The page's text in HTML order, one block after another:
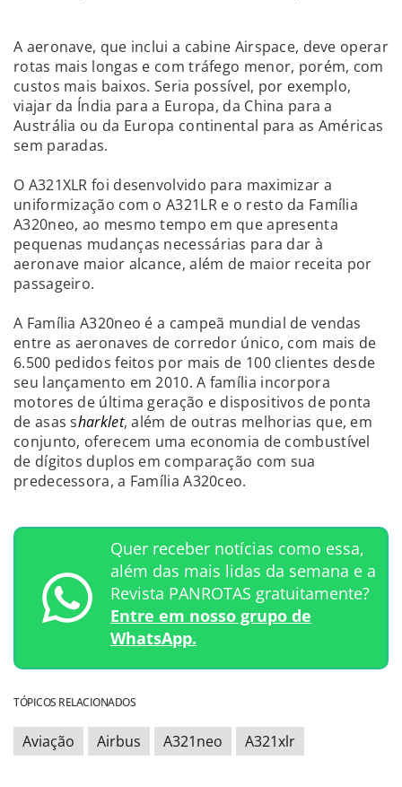
A aeronave, que inclui a cabine Airspace, deve operar
rotas mais longas e com tráfego menor, porém, com
custos mais baixos. Seria possível, por exemplo,
viajar da Índia para a Europa, da China para a
Austrália ou da Europa continental para as Américas
sem paradas.
O A321XLR foi desenvolvido para maximizar a
uniformização com o A321LR e o resto da Família
A320neo, ao mesmo tempo em que apresenta
pequenas mudanças necessárias para dar à
aeronave maior alcance, além de maior receita por
passageiro.
A Família A320neo é a campeã mundial de vendas
entre as aeronaves de corredor único, com mais de
6.500 pedidos feitos por mais de 100 clientes desde
seu lançamento em 2010. A família incorpora
motores de última geração e dispositivos de ponta
de asas sharklet, além de outras melhorias que, em
conjunto, oferecem uma economia de combustível
de dígitos duplos em comparação com sua
predecessora, a Família A320ceo.
Quer receber notícias como essa,
além das mais lidas da semana e a
Revista PANROTAS gratuitamente?
Entre em nosso grupo de
WhatsApp.
TÓPICOS RELACIONADOS
Aviação Airbus A321neo A321xlr